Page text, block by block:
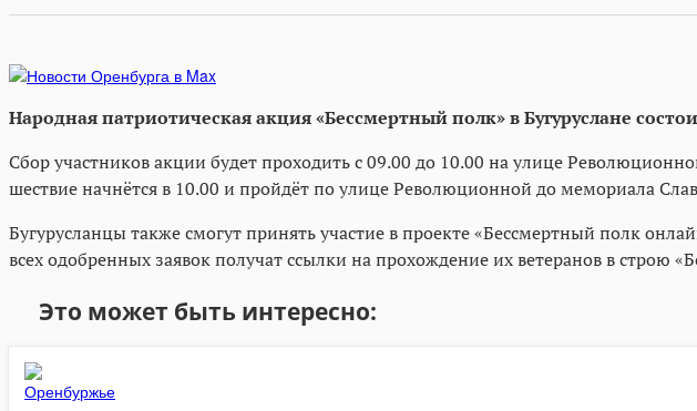
Народная патриотическая акция «Бессмертный полк» в Бугуруслане
Сбор участников акции будет проходить с 09.00 до 10.00 на улице
шествие начнётся в 10.00 и пройдёт по улице Революционной до мемориала
Бугурусланцы также смогут принять участие в проекте «Бессмертный полк
всех одобренных заявок получат ссылки на прохождение их ветеранов в строю
Это может быть интересно: